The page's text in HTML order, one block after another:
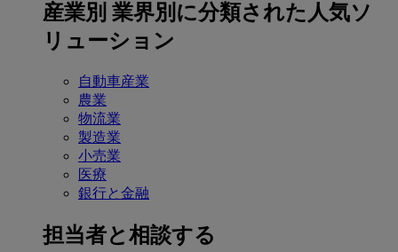
産業別 業界別に分類された人気ソ
リューション
自動車産業
農業
物流業
製造業
小売業
医療
銀行と金融
担当者と相談する